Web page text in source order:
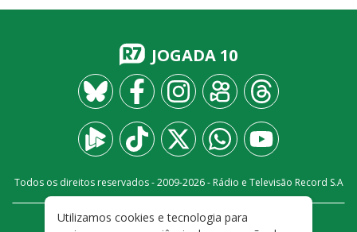
JOGADA 10
Todos os direitos reservados - 2009-2026- Rádio e Televisão Record S.A
FALE CONOSCO PRIVACIDADE
Utilizamos cookies e tecnologia para